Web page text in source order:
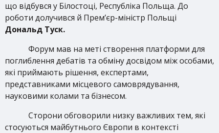
що відбувся у Білостоці, Республіка Польща. До
роботи долучився й Прем’єр-міністр Польщі
Дональд Туск.
Форум мав на меті створення платформи для
поглиблення дебатів та обміну досвідом між особами,
які приймають рішення, експертами,
представниками місцевого самоврядування,
науковими колами та бізнесом.
Сторони обговорили низку важливих тем, які
стосуються майбутнього Європи в контексті